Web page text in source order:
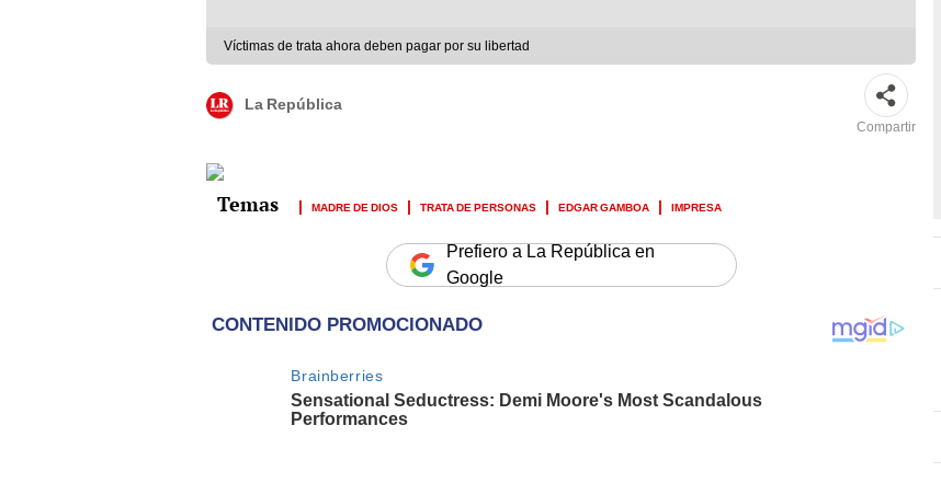
Víctimas de trata ahora deben pagar por su libertad
La República
Compartir
MADRE DE DIOS TRATA DE PERSONAS EDGAR GAMBOA IMPRESA
Prefiero a La República en
Google